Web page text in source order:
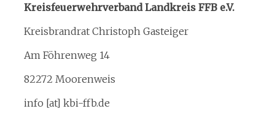
Kreisfeuerwehrverband
Kreisbrandinspektion
Service
Kreisfeuerwehrverband Landkreis FFB e.V.
Kreisbrandrat Christoph Gasteiger
Am Föhrenweg 14
82272 Moorenweis
info [at] kbi-ffb.de